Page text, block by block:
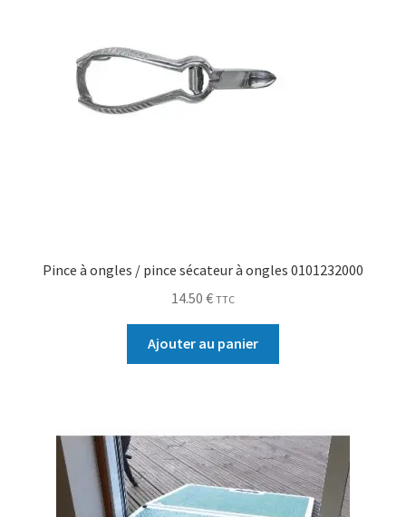
Pince à ongles / pince sécateur à ongles 0101232000
14.50 € TTC
Ajouter au panier